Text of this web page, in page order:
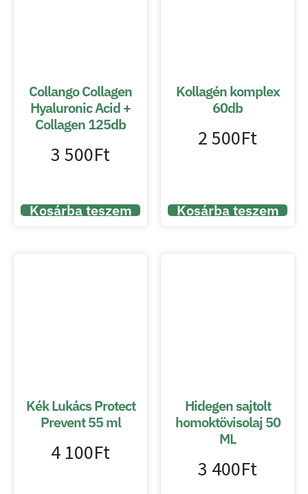
Collango Collagen
Hyaluronic Acid +
Collagen 125db
3 500Ft
Kosárba teszem
Kollagén komplex
60db
2 500Ft
Kosárba teszem
Kék Lukács Protect
Prevent 55 ml
4 100Ft
Hidegen sajtolt
homoktövisolaj 50
ML
3 400Ft